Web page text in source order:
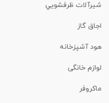
شیرآلات ظرفشويي
اجاق گاز
هود آشپزخانه
لوازم خانگی
ماكروفر